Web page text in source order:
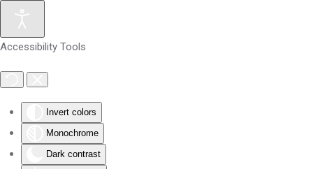
Accessibility Tools
Invert colors
Monochrome
Dark contrast
Skip to main content